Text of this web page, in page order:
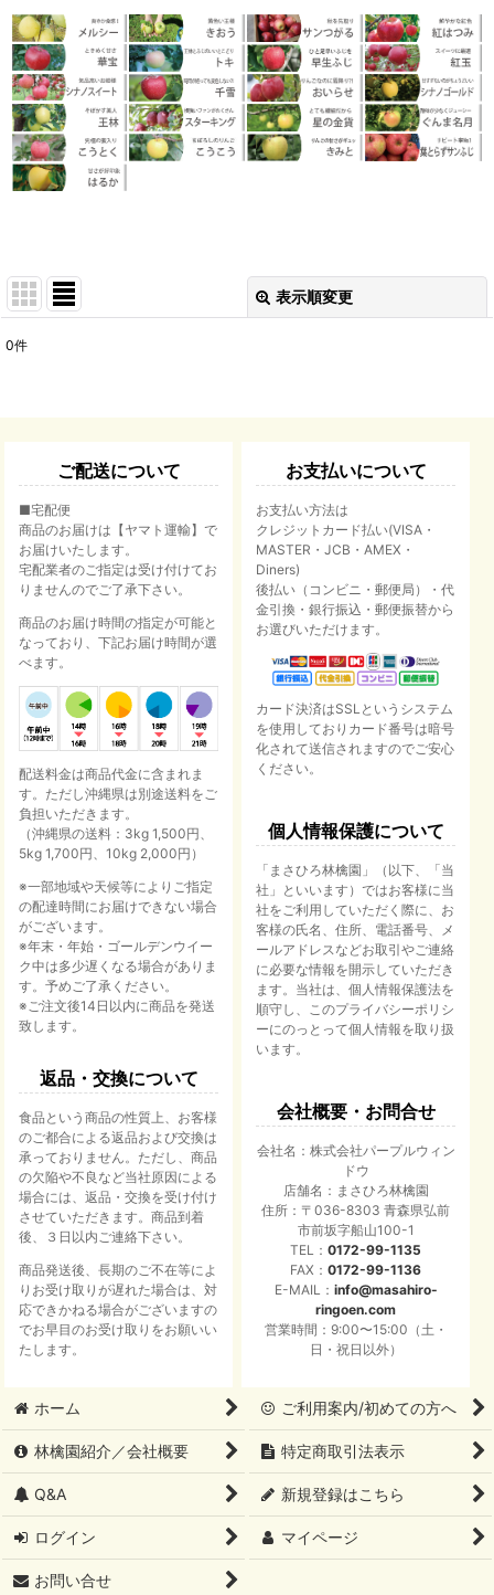
表示順変更
0件
ご配送について
■宅配便
商品のお届けは【ヤマト運輸】で
お届けいたします。
宅配業者のご指定は受け付けてお
りませんのでご了承下さい。
商品のお届け時間の指定が可能と
なっており、下記お届け時間が選
べます。
配送料金は商品代金に含まれま
す。ただし沖縄県は別途送料をご
負担いただきます。
（沖縄県の送料：3kg 1,500円、
5kg 1,700円、10kg 2,000円）
※一部地域や天候等によりご指定
の配達時間にお届けできない場合
がございます。
※年末・年始・ゴールデンウイー
ク中は多少遅くなる場合がありま
す。予めご了承ください。
※ご注文後14日以内に商品を発送
致します。
返品・交換について
食品という商品の性質上、お客様
のご都合による返品および交換は
承っておりません。ただし、商品
の欠陥や不良など当社原因による
場合には、返品・交換を受け付け
させていただきます。商品到着
後、３日以内ご連絡下さい。
商品発送後、長期のご不在等によ
りお受け取りが遅れた場合は、対
応できかねる場合がございますの
でお早目のお受け取りをお願いい
たします。
お支払いについて
お支払い方法は
クレジットカード払い(VISA・
MASTER・JCB・AMEX・
Diners)
後払い（コンビニ・郵便局）・代
金引換・銀行振込・郵便振替から
お選びいただけます。
カード決済はSSLというシステム
を使用しておりカード番号は暗号
化されて送信されますのでご安心
ください。
個人情報保護について
「まさひろ林檎園」（以下、「当
社」といいます）ではお客様に当
社をご利用していただく際に、お
客様の氏名、住所、電話番号、メ
ールアドレスなどお取引やご連絡
に必要な情報を開示していただき
ます。当社は、個人情報保護法を
順守し、このプライバシーポリシ
ーにのっとって個人情報を取り扱
います。
会社概要・お問合せ
会社名：株式会社パープルウィン
ドウ
店舗名：まさひろ林檎園
住所：〒036-8303 青森県弘前
市前坂字船山100-1
TEL：0172-99-1135
FAX：0172-99-1136
E-MAIL： info@masahiro-
ringoen.com
営業時間：9:00〜15:00（土・
日・祝日以外）
ホーム ご利用案内/初めての方へ
林檎園紹介／会社概要 特定商取引法表示
Q&A 新規登録はこちら
ログイン マイページ
お問い合せ